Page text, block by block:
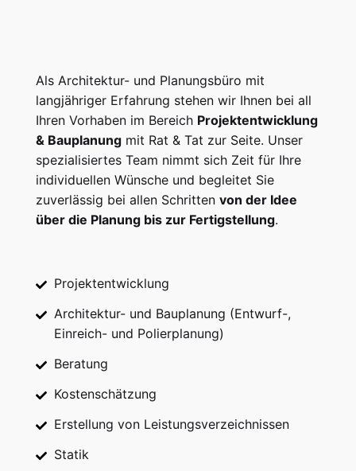
Als Architektur- und Planungsbüro mit
langjähriger Erfahrung stehen wir Ihnen bei all
Ihren Vorhaben im Bereich Projektentwicklung
& Bauplanung mit Rat & Tat zur Seite. Unser
spezialisiertes Team nimmt sich Zeit für Ihre
individuellen Wünsche und begleitet Sie
zuverlässig bei allen Schritten von der Idee
über die Planung bis zur Fertigstellung.
Projektentwicklung
Architektur- und Bauplanung (Entwurf-,
Einreich- und Polierplanung)
Beratung
Kostenschätzung
Erstellung von Leistungsverzeichnissen
Statik